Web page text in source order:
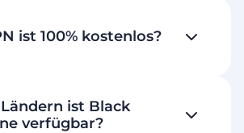
ist 100% kostenlos?
ist Black
verfügbar?